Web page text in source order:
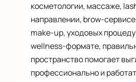
косметологии, массаже,
направлении, brow-
make-up, уходовых
wellness-формате,
пространство помогает
профессионально и